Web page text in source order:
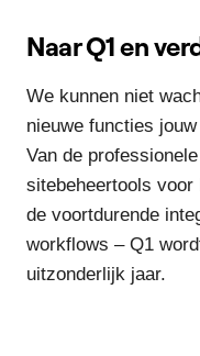
Naar Q1 en
We kunnen niet
nieuwe functies
Van de
sitebeheertools
de voortdurende
workflows – Q1
uitzonderlijk jaar.